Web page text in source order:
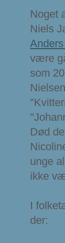
Noget
Niels
være
som
Død
unge
ikke
I
der: